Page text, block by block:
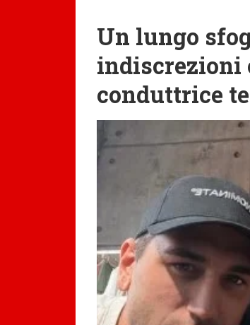
Un lungo
indiscrezioni
conduttrice